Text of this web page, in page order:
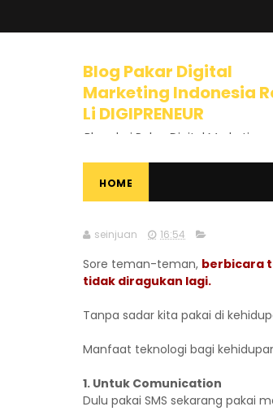
Blog Pakar Digital
Marketing Indonesia
Li DIGIPRENEUR
Blog dari Pakar Digital Marketing
banyak tips dan pelajaran tentang
Bisnis Online, Dunia Internet,
Marketing, Entrepreneurship,
Mindset Berbisnis, dan banyak
materi luar biasa lainnya.
HOME
seinjuan 16:54
Sore teman-teman, berbicara
tidak diragukan lagi.
Tanpa sadar kita pakai di
Manfaat teknologi bagi
1. Untuk Comunication
Dulu pakai SMS sekarang pakai